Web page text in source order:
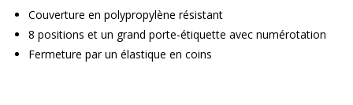
Couverture en polypropylène résistant
8 positions et un grand porte-étiquette avec numérotation
Fermeture par un élastique en coins